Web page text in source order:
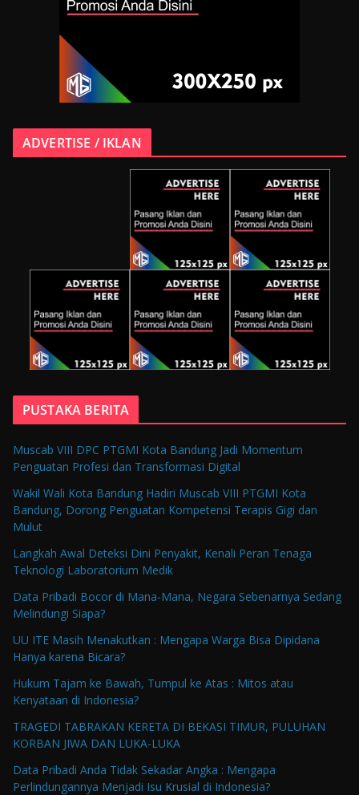
ADVERTISE / IKLAN
PUSTAKA BERITA
Muscab VIII DPC PTGMI Kota Bandung Jadi Momentum
Penguatan Profesi dan Transformasi Digital
Wakil Wali Kota Bandung Hadiri Muscab VIII PTGMI Kota
Bandung, Dorong Penguatan Kompetensi Terapis Gigi dan
Mulut
Langkah Awal Deteksi Dini Penyakit, Kenali Peran Tenaga
Teknologi Laboratorium Medik
Data Pribadi Bocor di Mana-Mana, Negara Sebenarnya Sedang
Melindungi Siapa?
UU ITE Masih Menakutkan : Mengapa Warga Bisa Dipidana
Hanya karena Bicara?
Hukum Tajam ke Bawah, Tumpul ke Atas : Mitos atau
Kenyataan di Indonesia?
TRAGEDI TABRAKAN KERETA DI BEKASI TIMUR, PULUHAN
KORBAN JIWA DAN LUKA-LUKA
Data Pribadi Anda Tidak Sekadar Angka : Mengapa
Perlindungannya Menjadi Isu Krusial di Indonesia?